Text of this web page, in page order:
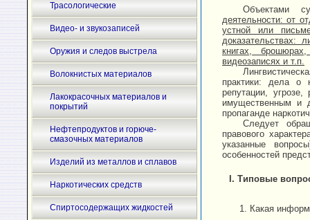
Трасологические
Видео- и звукозаписей
Оружия и следов выстрела
Волокнистых материалов
Лакокрасочных материалов и
покрытий
Нефтепродуктов и горюче-
смазочных материалов
Изделий из металлов и сплавов
Наркотических средств
Спиртосодержащих жидкостей
Объектами
деятельности: от
устной или
доказательствах:
книгах,
видеозаписях и т.п.
практики: дела о
репутации,
имущественным и
пропаганде
Следует
правового
указанные
особенностей
I. Типовые
Какая